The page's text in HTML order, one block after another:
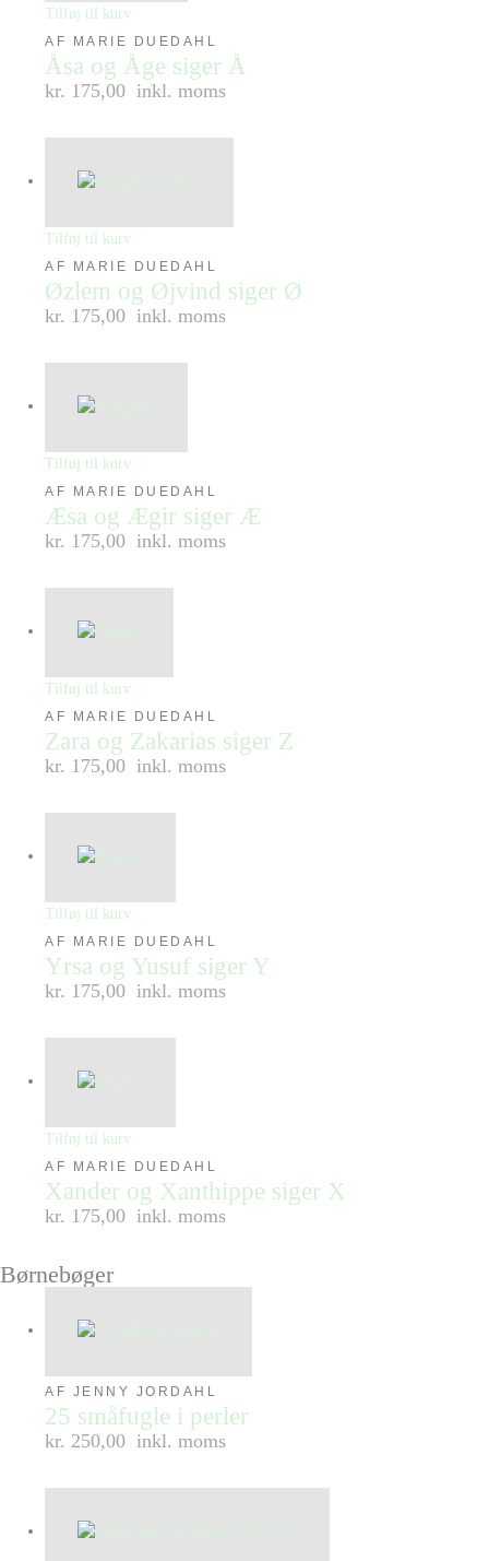
Tilføj til kurv
AF MARIE DUEDAHL
Åsa og Åge siger Å
kr. 175,00 inkl. moms
Tilføj til kurv
AF MARIE DUEDAHL
Øzlem og Øjvind siger Ø
kr. 175,00 inkl. moms
Tilføj til kurv
AF MARIE DUEDAHL
Æsa og Ægir siger Æ
kr. 175,00 inkl. moms
Tilføj til kurv
AF MARIE DUEDAHL
Zara og Zakarias siger Z
kr. 175,00 inkl. moms
Tilføj til kurv
AF MARIE DUEDAHL
Yrsa og Yusuf siger Y
kr. 175,00 inkl. moms
Tilføj til kurv
AF MARIE DUEDAHL
Xander og Xanthippe siger X
kr. 175,00 inkl. moms
Børnebøger
AF JENNY JORDAHL
25 småfugle i perler
kr. 250,00 inkl. moms